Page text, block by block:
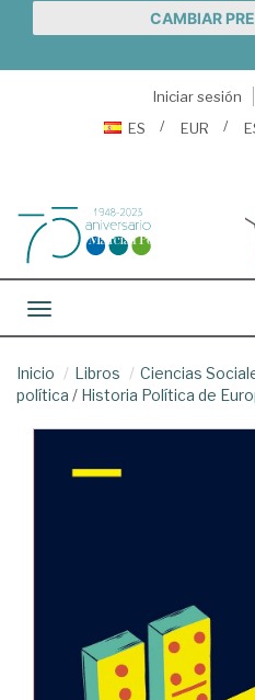
CAMBIAR
Iniciar sesión
ES
EUR
Toggle navigation
Inicio Libros Ciencias
política / Historia Política de